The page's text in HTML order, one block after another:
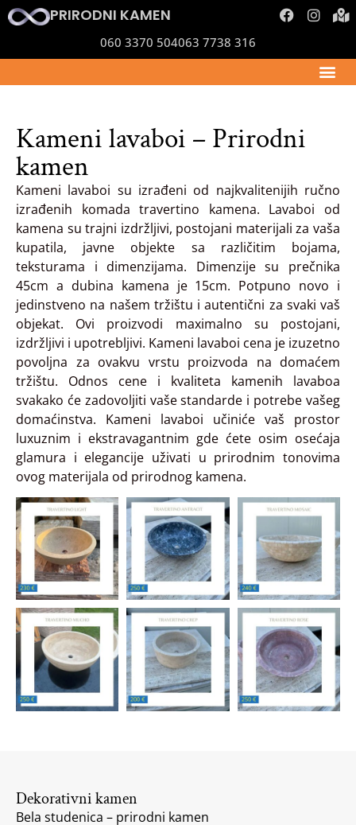
PRIRODNI KAMEN
060 3370 504063 7738 316
Kameni lavaboi – Prirodni
kamen
Kameni lavaboi su izrađeni od najkvalitenijih ručno
izrađenih komada travertino kamena. Lavaboi od
kamena su trajni izdržljivi, postojani materijali za vaša
kupatila, javne objekte sa različitim bojama,
teksturama i dimenzijama. Dimenzije su prečnika
45cm a dubina kamena je 15cm. Potpuno novo i
jedinstveno na našem tržištu i autentični za svaki vaš
objekat. Ovi proizvodi maximalno su postojani,
izdržljivi i upotrebljivi. Kameni lavaboi cena je izuzetno
povoljna za ovakvu vrstu proizvoda na domaćem
tržištu. Odnos cene i kvaliteta kamenih lavaboa
svakako će zadovoljiti vaše standarde i potrebe vašeg
domaćinstva. Kameni lavaboi učiniće vaš prostor
luxuznim i ekstravagantnim gde ćete osim osećaja
glamura i elegancije uživati u prirodnim tonovima
ovog materijala od prirodnog kamena.
Dekorativni kamen
Bela studenica – prirodni kamen